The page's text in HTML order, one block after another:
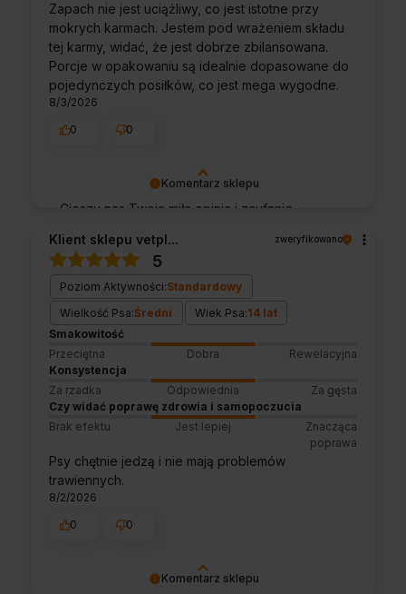
Komentarz sklepu
Cieszy nas Twoja miła opinia i zaufanie.
klientów jak Ty. Z pozdrowieniami, obsługa
sklepu.
Zapach nie jest uciążliwy, co jest istotne przy
mokrych karmach. Jestem pod wrażeniem składu
tej karmy, widać, że jest dobrze zbilansowana.
Porcje w opakowaniu są idealnie dopasowane do
pojedynczych posiłków, co jest mega wygodne.
8/3/2026
0
0
Komentarz sklepu
Klient sklepu vetpl... zweryfikowano
5
Poziom Aktywności:Standardowy
Wielkość Psa:Średni Wiek Psa:14 lat
Smakowitość
Przeciętna
Dobra
Rewelacyjna
Konsystencja
Za rzadka
Odpowiednia
Za gęsta
Czy widać poprawę zdrowia i samopoczucia
Brak efektu
Jest lepiej
Znacząca
poprawa
Psy chętnie jedzą i nie mają problemów
trawiennych.
8/2/2026
0
0